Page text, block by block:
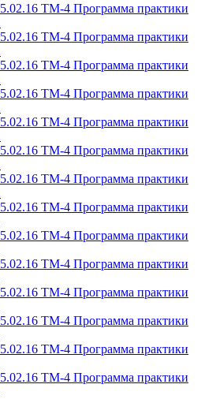
ТМ-4 Программа практики
ТМ-4 Программа практики
ТМ-4 Программа практики
ТМ-4 Программа практики
ТМ-4 Программа практики
ТМ-4 Программа практики
ТМ-4 Программа практики
ТМ-4 Программа практики
ТМ-4 Программа практики
ТМ-4 Программа практики
ТМ-4 Программа практики
ТМ-4 Программа практики
ТМ-4 Программа практики
ТМ-4 Программа практики